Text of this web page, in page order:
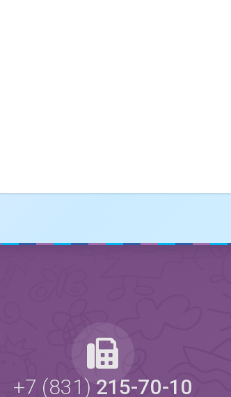
+7 (831) 215-70-10